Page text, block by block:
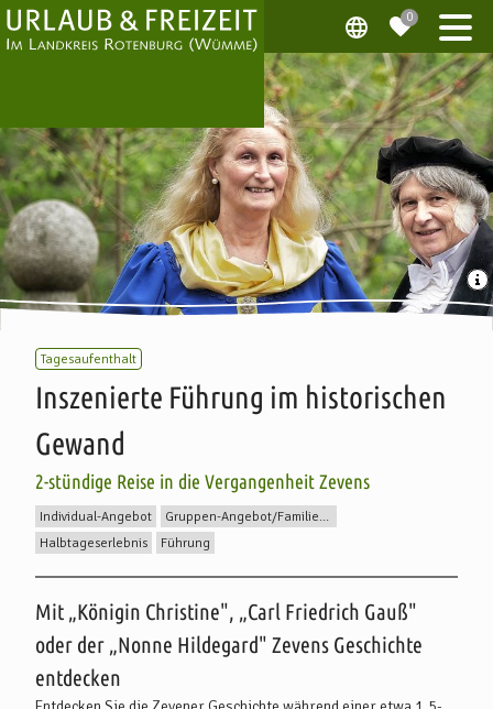
Tagesaufenthalt
Inszenierte Führung im historischen
Gewand
2-stündige Reise in die Vergangenheit Zevens
Individual-Angebot
Gruppen-Angebot/Familien-Angebot
Halbtageserlebnis
Führung
Beschreibung
Mit „Königin Christine", „Carl Friedrich Gauß"
oder der „Nonne Hildegard" Zevens Geschichte
entdecken